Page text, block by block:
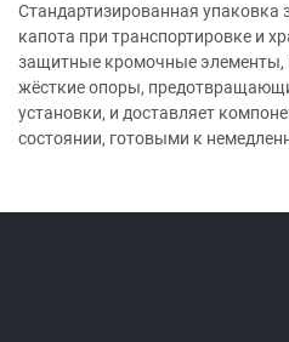
Стандартизированная упаковка
капота при транспортировке и
защитные кромочные элементы,
жёсткие опоры,
установки, и доставляет
состоянии, готовыми к